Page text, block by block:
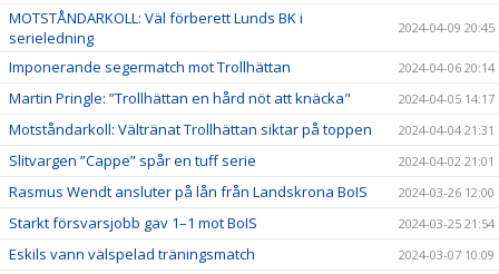
MOTSTÅNDARKOLL: Väl förberett Lunds BK i
serieledning
2024-04-09 20:45
Imponerande segermatch mot Trollhättan 2024-04-06 20:14
Martin Pringle: ”Trollhättan en hård nöt att knäcka" 2024-04-05 14:17
Motståndarkoll: Vältränat Trollhättan siktar på toppen 2024-04-04 21:31
Slitvargen ”Cappe” spår en tuff serie 2024-04-02 21:01
Rasmus Wendt ansluter på lån från Landskrona BoIS 2024-03-26 12:00
Starkt försvarsjobb gav 1–1 mot BoIS 2024-03-25 21:54
Eskils vann välspelad träningsmatch 2024-03-07 10:09